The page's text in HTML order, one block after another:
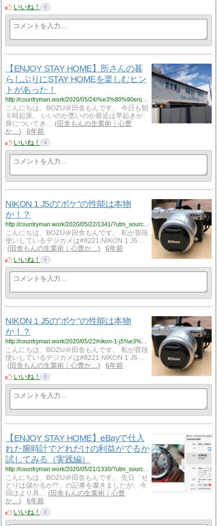
いいね！
0
【ENJOY STAY HOME】所さんの暮
らしぶりにSTAY HOMEを楽しむヒン
トがあった！
こんにちは、BOZU＠田舎もんです。 今日も朝
５時起床。 いいのか悪いのか最近は早起きが
身についてき…
田舎もんの生業術｜心豊
か…
6年前
いいね！
0
NIKON 1 J5の”ボケ”の性能は本物
か！？
こんにちは、BOZU＠田舎もんです。 私が普段
使いしているデジカメは#8221;NIKON 1 J5…
田舎もんの生業術｜心豊か…
6年前
いいね！
0
NIKON 1 J5の”ボケ”の性能は本物
か！？
こんにちは、BOZU＠田舎もんです。 私が普段
使いしているデジカメは#8221;NIKON 1 J5…
田舎もんの生業術｜心豊か…
6年前
いいね！
0
【ENJOY STAY HOME】eBayで仕入
れた腕時計でどれだけの利益がでるか
試してみる（実践編）
こんにちは、BOZU＠田舎もんです。 先日「せ
どりは儲かるか!?」の記事を書きましたが、今
回はより具…
田舎もんの生業術｜心豊
か…
6年前
いいね！
0